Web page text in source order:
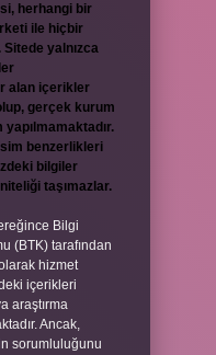
herhangi bir
ile hiçbir
Sitede yalnızca
alan içerikler
gerçek kurum
benzerlikleri
bilgiler
taşımazlar.
Bilgi
(BTK) tarafından
hizmet
içerikleri
araştırma
Ancak,
sorumluluğunu